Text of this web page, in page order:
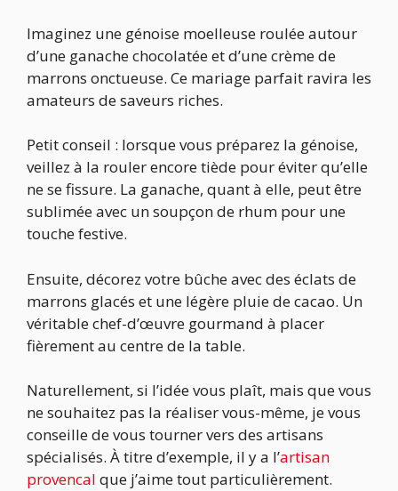
Imaginez une génoise moelleuse roulée autour
d’une ganache chocolatée et d’une crème de
marrons onctueuse. Ce mariage parfait ravira les
amateurs de saveurs riches.
Petit conseil : lorsque vous préparez la génoise,
veillez à la rouler encore tiède pour éviter qu’elle
ne se fissure. La ganache, quant à elle, peut être
sublimée avec un soupçon de rhum pour une
touche festive.
Ensuite, décorez votre bûche avec des éclats de
marrons glacés et une légère pluie de cacao. Un
véritable chef-d’œuvre gourmand à placer
fièrement au centre de la table.
Naturellement, si l’idée vous plaît, mais que vous
ne souhaitez pas la réaliser vous-même, je vous
conseille de vous tourner vers des artisans
spécialisés. À titre d’exemple, il y a l’artisan
provencal que j’aime tout particulièrement.